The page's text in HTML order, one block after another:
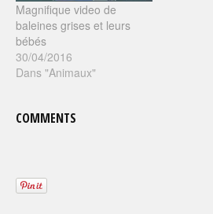
Magnifique video de
baleines grises et leurs
bébés
30/04/2016
Dans "Animaux"
COMMENTS